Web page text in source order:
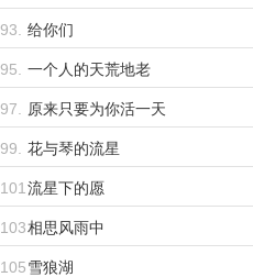
93. 给你们
95. 一个人的天荒地老
97.
原来只要为你活一天
99.
花与琴的流星
101.流星下的愿
103.相思风雨中
105.雪狼湖